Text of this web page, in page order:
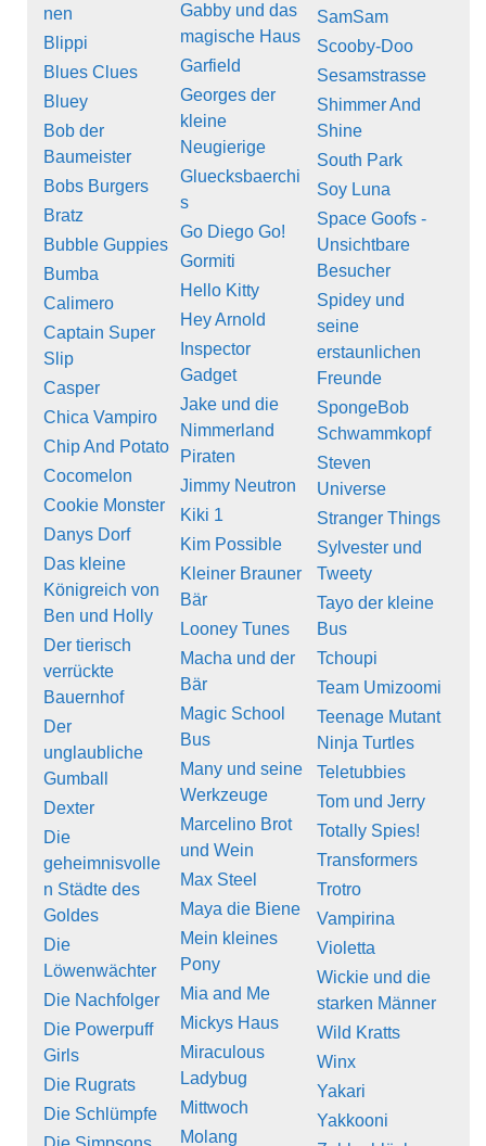
nen
Blippi
Blues Clues
Bluey
Bob der
Baumeister
Bobs Burgers
Bratz
Bubble Guppies
Bumba
Calimero
Captain Super
Slip
Casper
Chica Vampiro
Chip And Potato
Cocomelon
Cookie Monster
Danys Dorf
Das kleine
Königreich von
Ben und Holly
Der tierisch
verrückte
Bauernhof
Der
unglaubliche
Gumball
Dexter
Die
geheimnisvolle
n Städte des
Goldes
Die
Löwenwächter
Die Nachfolger
Die Powerpuff
Girls
Die Rugrats
Die Schlümpfe
Gabby und das
magische Haus
Garfield
Georges der
kleine
Neugierige
Gluecksbaerchi
s
Go Diego Go!
Gormiti
Hello Kitty
Hey Arnold
Inspector
Gadget
Jake und die
Nimmerland
Piraten
Jimmy Neutron
Kiki 1
Kim Possible
Kleiner Brauner
Bär
Looney Tunes
Macha und der
Bär
Magic School
Bus
Many und seine
Werkzeuge
Marcelino Brot
und Wein
Max Steel
Maya die Biene
Mein kleines
Pony
Mia and Me
Mickys Haus
Miraculous
Ladybug
Mittwoch
Molang
SamSam
Scooby-Doo
Sesamstrasse
Shimmer And
Shine
South Park
Soy Luna
Space Goofs -
Unsichtbare
Besucher
Spidey und
seine
erstaunlichen
Freunde
SpongeBob
Schwammkopf
Steven
Universe
Stranger Things
Sylvester und
Tweety
Tayo der kleine
Bus
Tchoupi
Team Umizoomi
Teenage Mutant
Ninja Turtles
Teletubbies
Tom und Jerry
Totally Spies!
Transformers
Trotro
Vampirina
Violetta
Wickie und die
starken Männer
Wild Kratts
Winx
Yakari
Yakkooni